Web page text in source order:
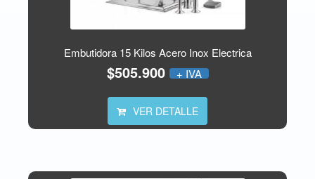
Embutidora 15 Kilos Acero Inox Electrica
$505.900 + IVA
VER DETALLE